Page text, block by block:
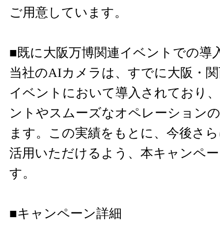
ご用意しています。
■既に大阪万博関連イベントでの導
当社のAIカメラは、すでに大阪・
イベントにおいて導入されており
ントやスムーズなオペレーション
ます。この実績をもとに、今後さ
活用いただけるよう、本キャンペ
す。
■キャンペーン詳細